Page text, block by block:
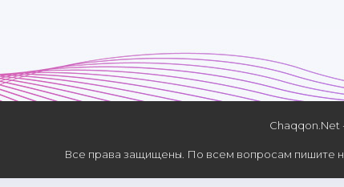
Chaqqon.Net
Все права защищены. По всем вопросам пишите